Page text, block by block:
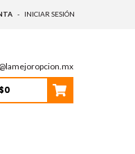
- INICIAR SESIÓN
$0